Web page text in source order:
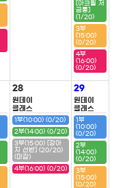
[아크릴 저
금통]
(1/20)
3부
(15:00)
(0/20)
4부
(16:00)
(0/20)
28
원데이
클래스
1부(10:00) (0/20)
2부(14:00) (0/20)
3부(15:00) [강아
지 선반] (20/20)
(마감)
4부(16:00) (0/20)
29
원데이
클래스
1부
(10:00)
(0/20)
2부
(14:00)
(0/20)
3부
(15:00)
(0/20)